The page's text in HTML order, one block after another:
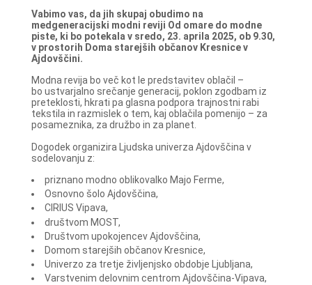
Vabimo vas, da jih skupaj obudimo na
medgeneracijski modni reviji Od omare do modne
piste, ki bo potekala v sredo, 23. aprila 2025, ob 9.30,
v prostorih Doma starejših občanov Kresnice v
Ajdovščini.
Modna revija bo več kot le predstavitev oblačil –
bo ustvarjalno srečanje generacij, poklon zgodbam iz
preteklosti, hkrati pa glasna podpora trajnostni rabi
tekstila in razmislek o tem, kaj oblačila pomenijo – za
posameznika, za družbo in za planet.
Dogodek organizira Ljudska univerza Ajdovščina v
sodelovanju z:
priznano modno oblikovalko Majo Ferme,
Osnovno šolo Ajdovščina,
CIRIUS Vipava,
društvom MOST,
Društvom upokojencev Ajdovščina,
Domom starejših občanov Kresnice,
Univerzo za tretje življenjsko obdobje Ljubljana,
Varstvenim delovnim centrom Ajdovščina-Vipava,